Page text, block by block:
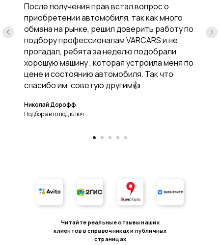
После получения прав встал вопрос о
приобретении автомобиля, так как много
обмана на рынке, решил доверить работу по
подбору профессионалам VARCARS и не
прогадал, ребята за неделю подобрали
хорошую машину , которая устроила меня по
цене и состоянию автомобиля. Так что
спасибо им, советую другим👍
Николай Дорофф
Подбор авто под ключ
Читайте реальные отзывы наших
клиентов в справочниках и публичных
страницах